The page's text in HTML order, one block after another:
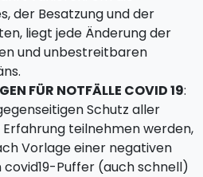
mit den Leinen zu
habt, euren Fang zu Mittag
wird das
ankern. Abendessen und...
Bord, von wo aus ihr einen
Sternenhimmel habt.
es zur größten Insel der
der Besatzung und der
liegt jede Änderung der
und unbestreitbaren
FÜR NOTFÄLLE COVID 19:
Schutz aller
Erfahrung teilnehmen werden,
Vorlage einer negativen
Puffer (auch schnell)